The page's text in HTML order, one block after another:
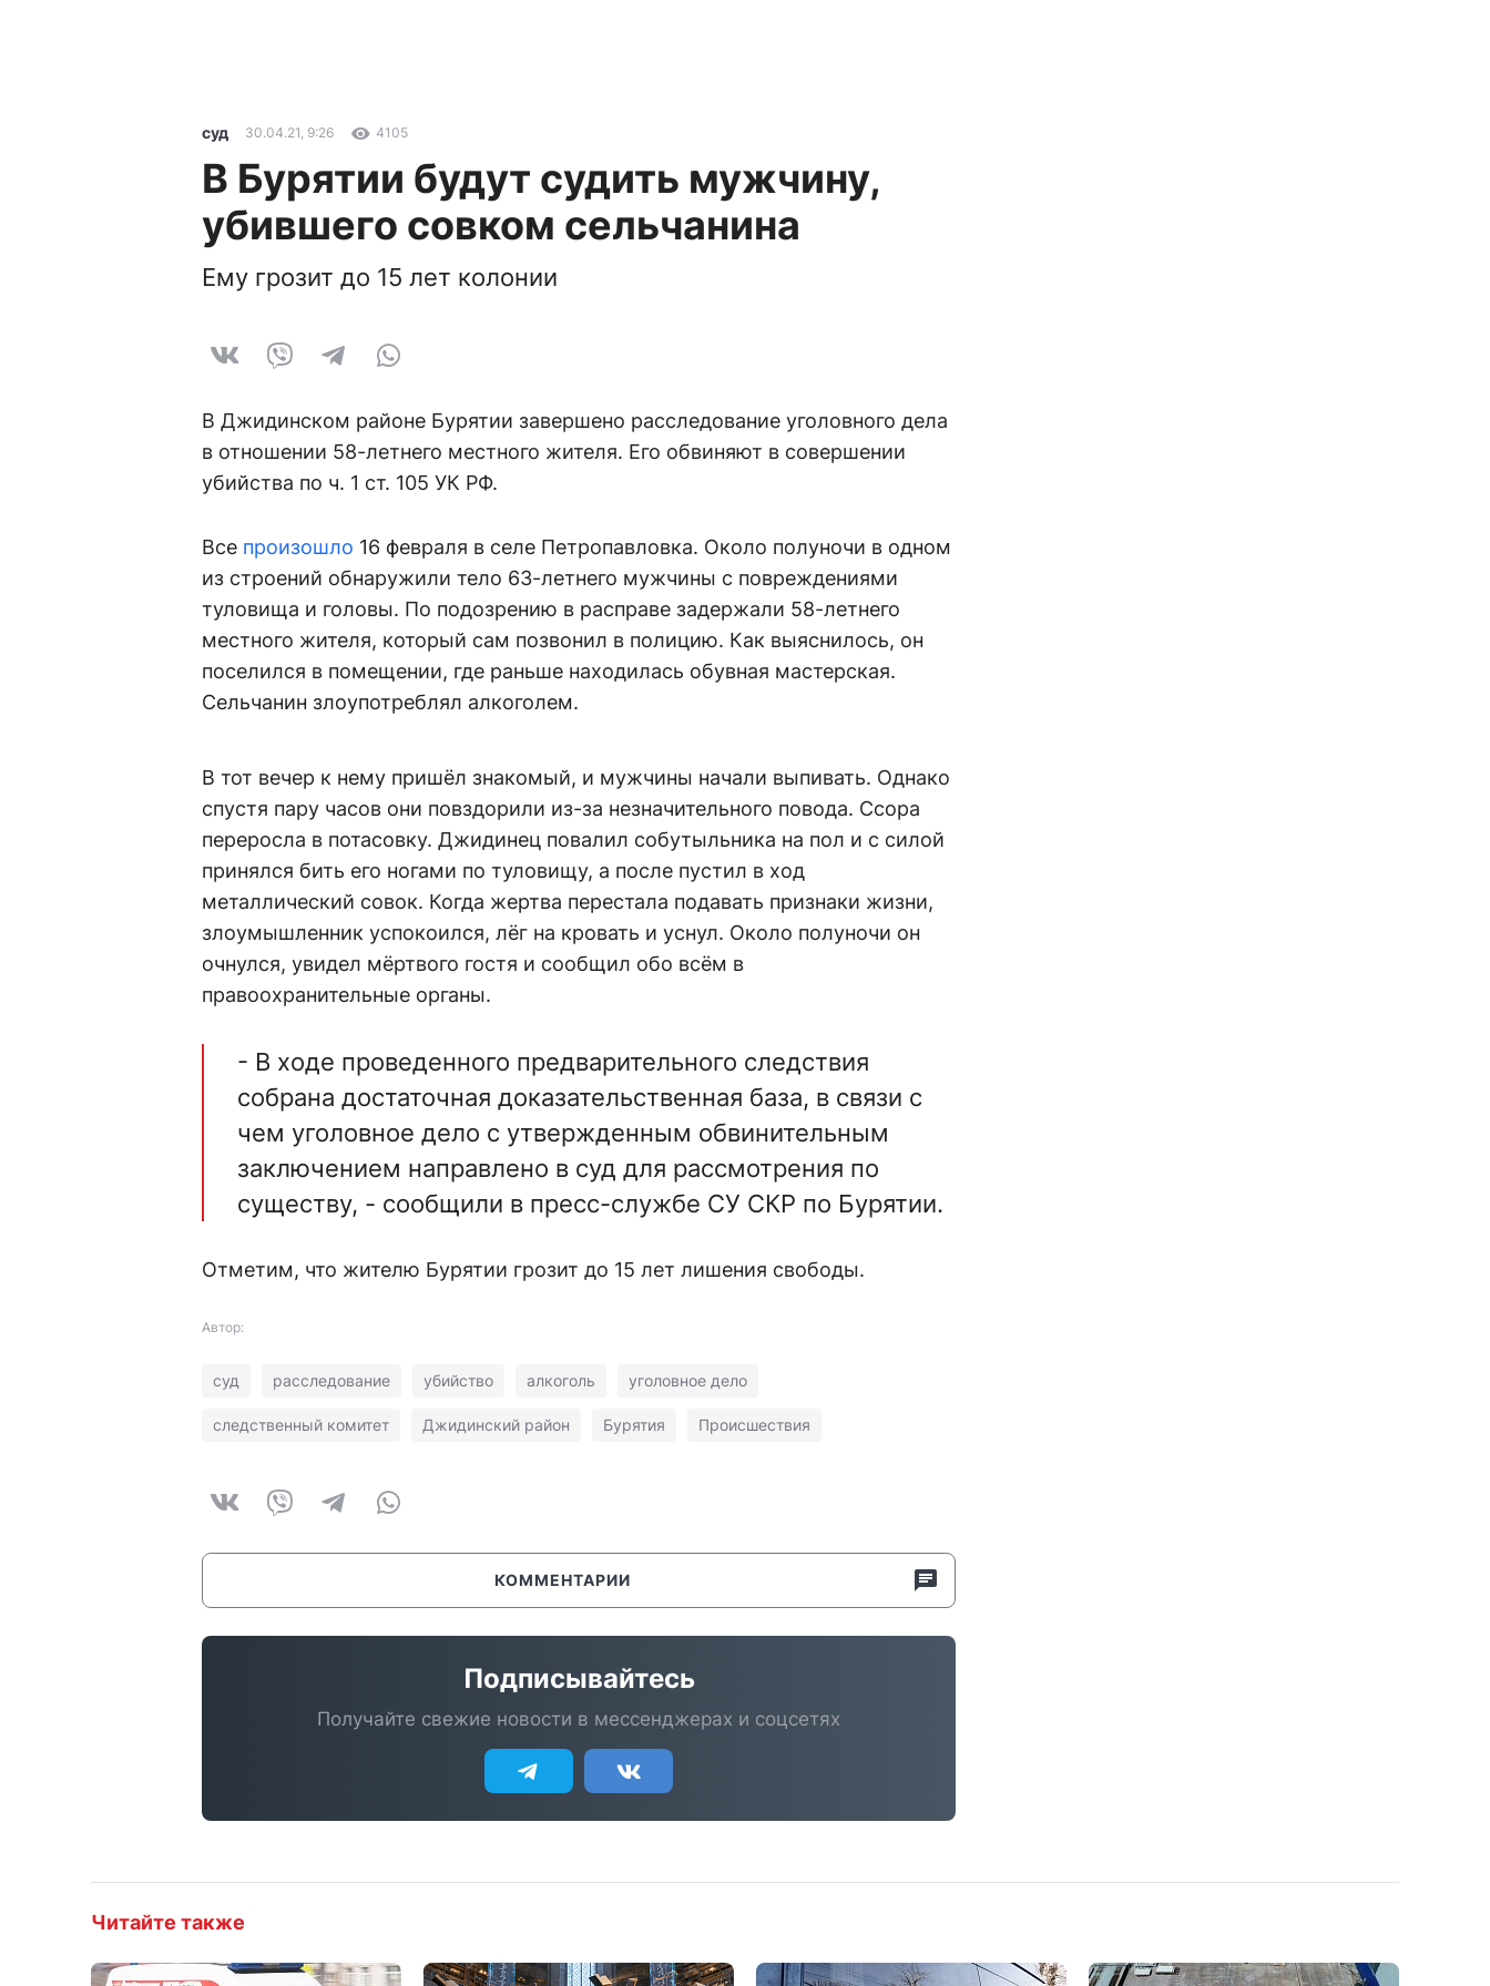
суд 30.04.21, 9:26 4105
В Бурятии будут судить мужчину,
убившего совком сельчанина
Ему грозит до 15 лет колонии
В Джидинском районе Бурятии завершено расследование уголовного дела
в отношении 58-летнего местного жителя. Его обвиняют в совершении
убийства по ч. 1 ст. 105 УК РФ.
Все произошло 16 февраля в селе Петропавловка. Около полуночи в одном
из строений обнаружили тело 63-летнего мужчины с повреждениями
туловища и головы. По подозрению в расправе задержали 58-летнего
местного жителя, который сам позвонил в полицию. Как выяснилось, он
поселился в помещении, где раньше находилась обувная мастерская.
Сельчанин злоупотреблял алкоголем.
В тот вечер к нему пришёл знакомый, и мужчины начали выпивать. Однако
спустя пару часов они повздорили из-за незначительного повода. Ссора
переросла в потасовку. Джидинец повалил собутыльника на пол и с силой
принялся бить его ногами по туловищу, а после пустил в ход
металлический совок. Когда жертва перестала подавать признаки жизни,
злоумышленник успокоился, лёг на кровать и уснул. Около полуночи он
очнулся, увидел мёртвого гостя и сообщил обо всём в
правоохранительные органы.
- В ходе проведенного предварительного следствия
собрана достаточная доказательственная база, в связи с
чем уголовное дело с утвержденным обвинительным
заключением направлено в суд для рассмотрения по
существу, - сообщили в пресс-службе СУ СКР по Бурятии.
Отметим, что жителю Бурятии грозит до 15 лет лишения свободы.
Автор:
суд расследование убийство алкоголь уголовное дело
следственный комитет Джидинский район Бурятия Происшествия
КОММЕНТАРИИ
Подписывайтесь
Получайте свежие новости в мессенджерах и соцсетях
Читайте также